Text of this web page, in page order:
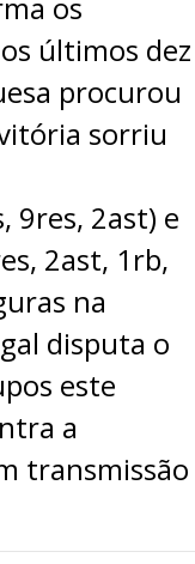
últimos dez
procurou
sorriu
9res, 2ast) e
2ast, 1rb,
na
disputa o
este
a
transmissão